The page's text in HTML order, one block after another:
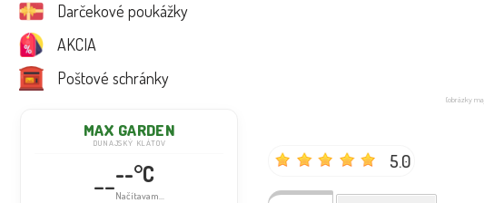
Darčekové poukážky
AKCIA
Poštové schránky
MAX GARDEN
DUNAJSKÝ KLÁTOV
----°C
Načítavam...
(obrázky
5.0